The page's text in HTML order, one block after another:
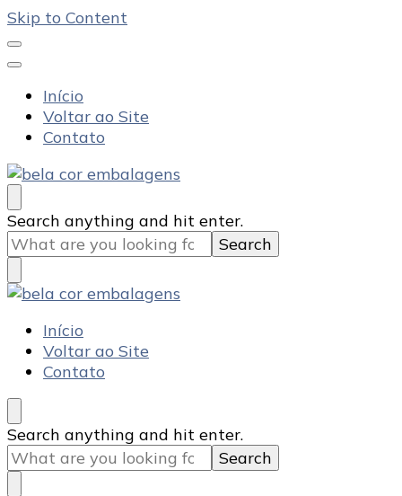
Skip to Content
Início
Voltar ao Site
Contato
Bela Cor Embalagens
Blog
Looking
for
Something?
Search anything and hit enter.
Bela Cor Embalagens
Blog
Início
Voltar ao Site
Contato
Looking
for
Something?
Search anything and hit enter.